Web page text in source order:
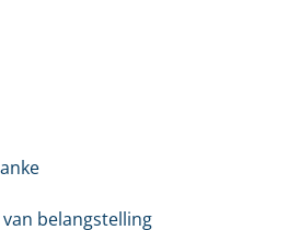
belangstelling